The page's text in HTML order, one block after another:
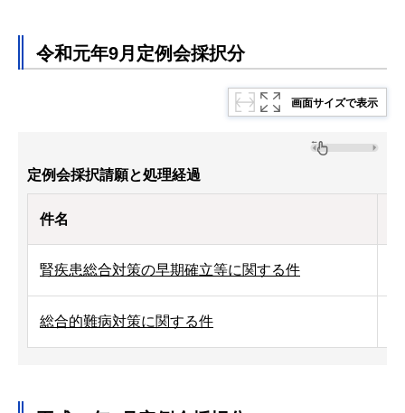
令和元年9月定例会採択分
画面サイズで表示
定例会採択請願と処理経過
件名
腎疾患総合対策の早期確立等に関する件
総合的難病対策に関する件